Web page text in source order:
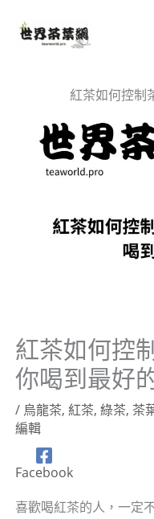
紅茶如何控制
紅茶如何控
你喝到最好
/ 烏龍茶, 紅茶, 綠茶, 茶
編輯
Facebook
喜歡喝紅茶的人，一定